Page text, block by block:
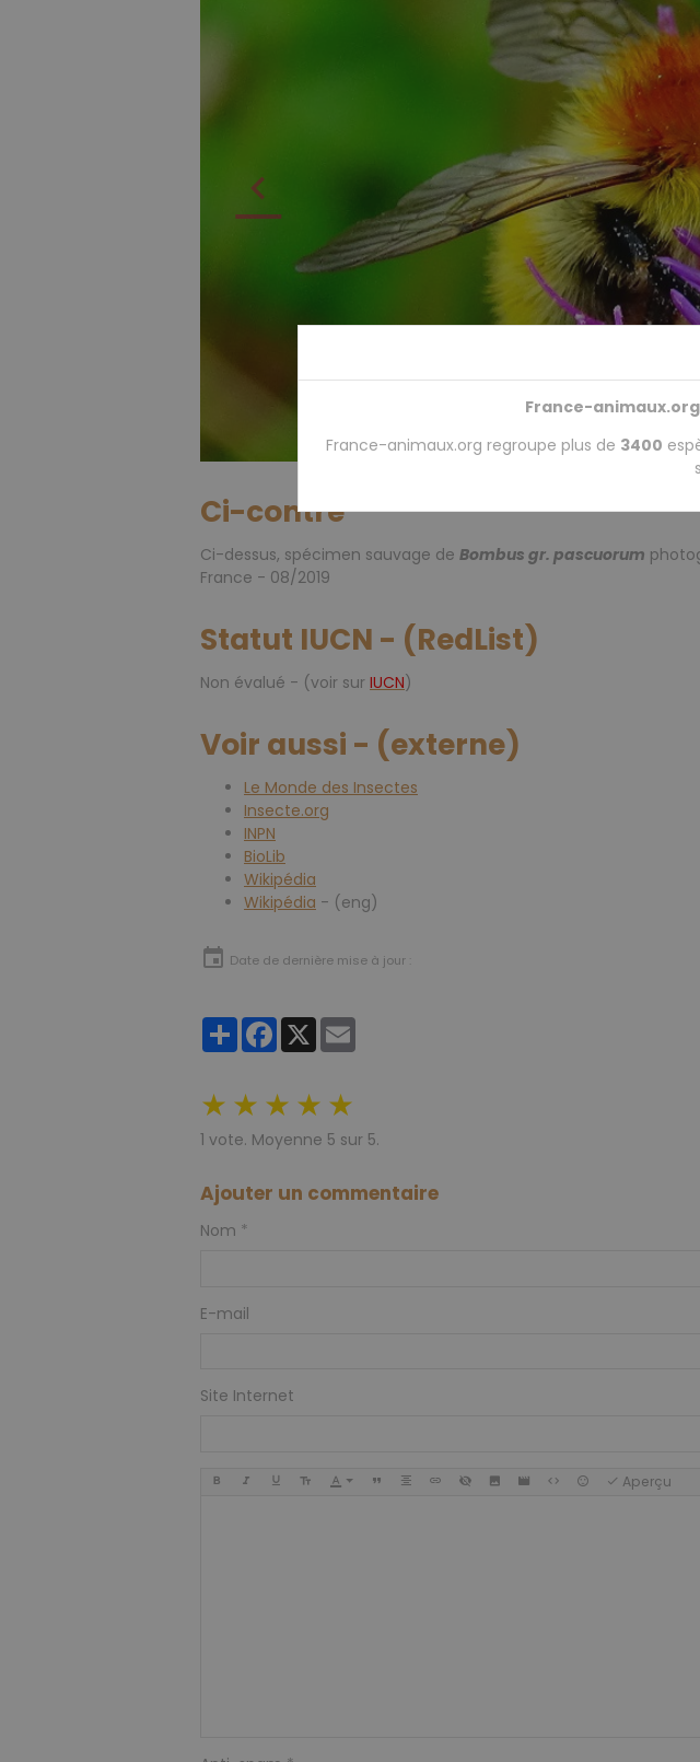
Ci-contre
Ci-dessus, spécimen sauvage de Bombus gr. pascuorum
France - 08/2019
Statut IUCN - (RedList)
Non évalué - (voir sur IUCN)
Voir aussi - (externe)
Le Monde des Insectes
Insecte.org
INPN
BioLib
Wikipédia
Wikipédia - (eng)
Date de dernière mise à jour :
PartagerFacebook
X
★ ★ ★ ★ ★
1 vote. Moyenne 5 sur 5.
Ajouter un commentaire
Nom
E-mail
Site Internet
Aperçu
France-
France-animaux.org regroupe plus de 3400